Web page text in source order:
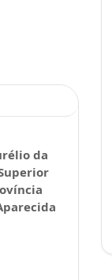
da